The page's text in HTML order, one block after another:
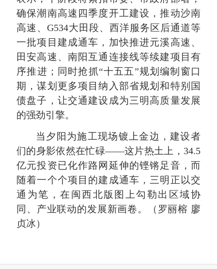
确保潮南高速四季度开工建设，推动沙南
高速、G534大田段、西洋服务区后通道等
一批项目建成通车，加快推进元溪高速、
田安高速、南阳互通连接线等续建项目有
序推进；同时抢抓“十五五”规划编制窗口
期，谋划更多项目纳入部省规划和特别国
债盘子，让交通建设成为三明高质量发展
的强劲引擎。
当夕阳为施工现场镀上金边，建设者
们的身影依然在忙碌——这片热土上，34.5
亿元投资已化作路网延伸的铿锵足音，而
随着一个个项目的建成通车，三明正以交
通为笔，在闽西北版图上勾勒出区域协
同、产业联动的发展新画卷。（罗丽榕 廖
贞冰）